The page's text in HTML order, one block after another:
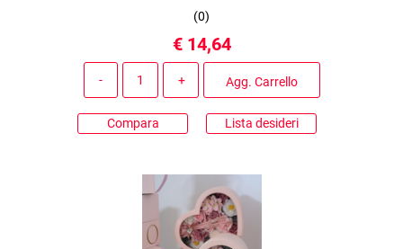
(0)
€ 14,64
Agg. Carrello
Compara Lista desideri